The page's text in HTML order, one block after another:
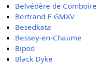
Belvédère de Comboire
Bertrand F-GMXV
Besedkata
Bessey-en-Chaume
Bipod
Black Dyke